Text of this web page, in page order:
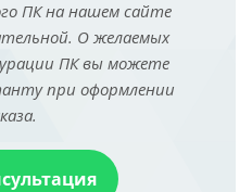
ПК на нашем сайте
О желаемых
ПК вы можете
при оформлении